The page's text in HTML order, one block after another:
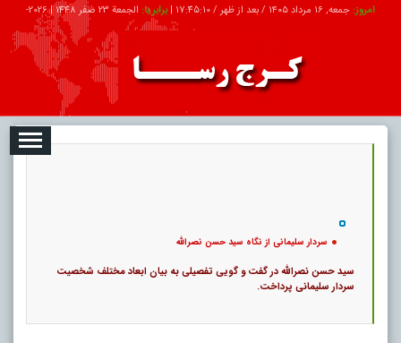
امروز: جمعه, ۱۶ مرداد ۱۴۰۵ / بعد از ظهر / 17:45:11
|برابر با: الجمعة 23 صفر 1448 |
2026-
تبلیغات درباره ما ارتباط با ما
سردار سلیمانی از نگاه سید حسن نصرالله
سید حسن نصرالله در گفت‌ و گویی تفصیلی به بیان ابعاد مختلف شخصیت
سردار سلیمانی پرداخت.